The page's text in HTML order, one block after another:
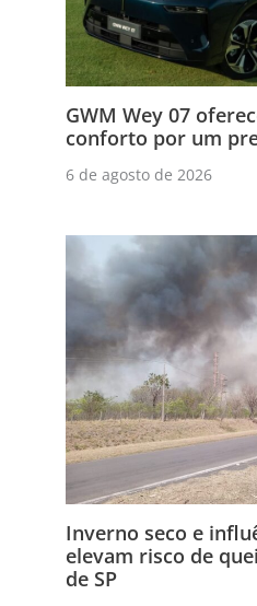
GWM Wey 07
conforto por um
6 de agosto de 2026
Inverno seco e
elevam risco de
de SP